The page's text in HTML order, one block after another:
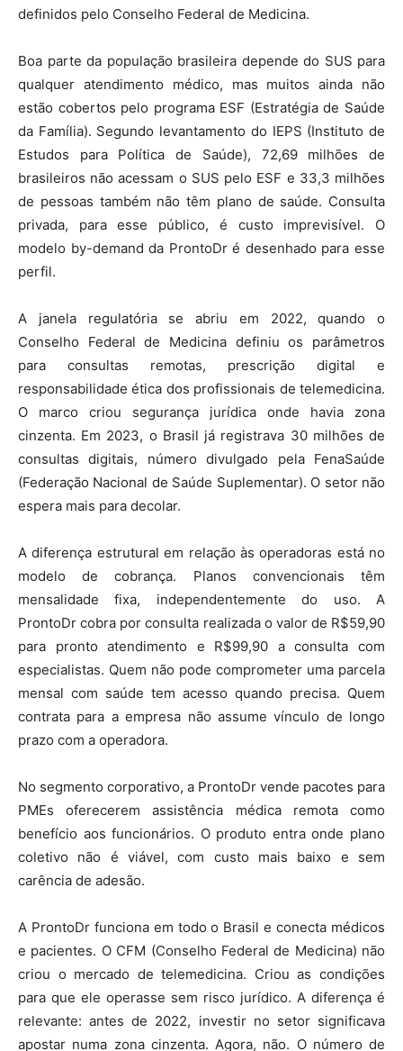
definidos pelo Conselho Federal de Medicina.
Boa parte da população brasileira depende do SUS para
qualquer atendimento médico, mas muitos ainda não
estão cobertos pelo programa ESF (Estratégia de Saúde
da Família). Segundo levantamento do IEPS (Instituto de
Estudos para Política de Saúde), 72,69 milhões de
brasileiros não acessam o SUS pelo ESF e 33,3 milhões
de pessoas também não têm plano de saúde. Consulta
privada, para esse público, é custo imprevisível. O
modelo by-demand da ProntoDr é desenhado para esse
perfil.
A janela regulatória se abriu em 2022, quando o
Conselho Federal de Medicina definiu os parâmetros
para consultas remotas, prescrição digital e
responsabilidade ética dos profissionais de telemedicina.
O marco criou segurança jurídica onde havia zona
cinzenta. Em 2023, o Brasil já registrava 30 milhões de
consultas digitais, número divulgado pela FenaSaúde
(Federação Nacional de Saúde Suplementar). O setor não
espera mais para decolar.
A diferença estrutural em relação às operadoras está no
modelo de cobrança. Planos convencionais têm
mensalidade fixa, independentemente do uso. A
ProntoDr cobra por consulta realizada o valor de R$59,90
para pronto atendimento e R$99,90 a consulta com
especialistas. Quem não pode comprometer uma parcela
mensal com saúde tem acesso quando precisa. Quem
contrata para a empresa não assume vínculo de longo
prazo com a operadora.
No segmento corporativo, a ProntoDr vende pacotes para
PMEs oferecerem assistência médica remota como
benefício aos funcionários. O produto entra onde plano
coletivo não é viável, com custo mais baixo e sem
carência de adesão.
A ProntoDr funciona em todo o Brasil e conecta médicos
e pacientes. O CFM (Conselho Federal de Medicina) não
criou o mercado de telemedicina. Criou as condições
para que ele operasse sem risco jurídico. A diferença é
relevante: antes de 2022, investir no setor significava
apostar numa zona cinzenta. Agora, não. O número de